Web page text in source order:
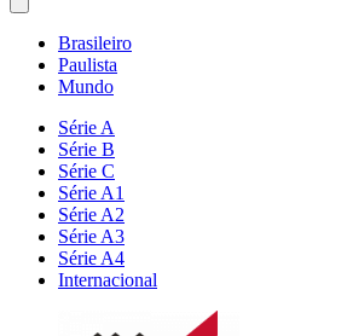
Brasileiro
Paulista
Mundo
Série A
Série B
Série C
Série A1
Série A2
Série A3
Série A4
Internacional